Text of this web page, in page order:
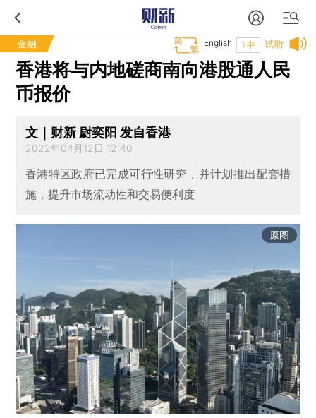
金融 试听
T中
English
香港将与内地磋商南向港股通人民
币报价
文｜财新 尉奕阳 发自香港
2022年04月12日 12:40
香港特区政府已完成可行性研究，并计划推出配套措
施，提升市场流动性和交易便利度
原图